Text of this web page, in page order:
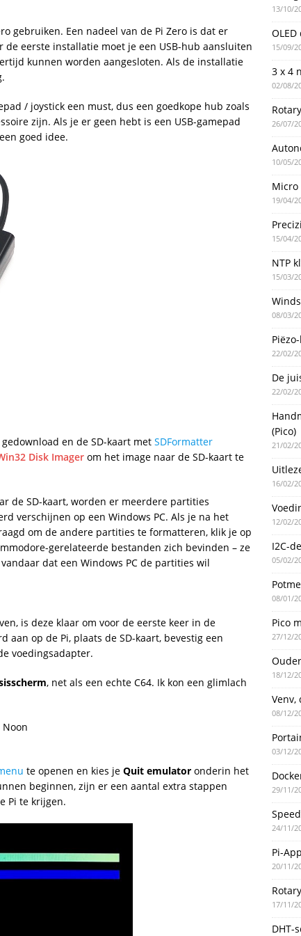
gebruiken. Een nadeel van de Pi Zero is dat er
de eerste installatie moet je een USB-hub aansluiten
kunnen worden aangesloten. Als de installatie
/ joystick een must, dus een goedkope hub zoals
zijn. Als je er geen hebt is een USB-gamepad
goed idee.
en de SD-kaart met SDFormatter
Disk Imager om het image naar de SD-kaart te
de SD-kaart, worden er meerdere partities
verschijnen op een Windows PC. Als je na het
om de andere partities te formatteren, klik je op
gerelateerde bestanden zich bevinden – ze
dat een Windows PC de partities wil
is deze klaar om voor de eerste keer in de
aan op de Pi, plaats de SD-kaart, bevestig een
voedingsadapter.
, net als een echte C64. Ik kon een glimlach
te openen en kies je Quit emulator onderin het
beginnen, zijn er een aantal extra stappen
Pi te krijgen.
13/10/
15/09/
3 x 4
02/08/
26/07/
10/05/
Micro
19/04/
15/04/
NTP
15/03/
08/03/
22/02/
De
22/02/
(Pico)
21/02/
16/02/
12/02/
I2C-
05/02/
08/01/
Pico
27/12/
18/12/
Venv,
08/12/
03/12/
29/11/
24/11/
Pi-
20/11/
17/11/
DHT-